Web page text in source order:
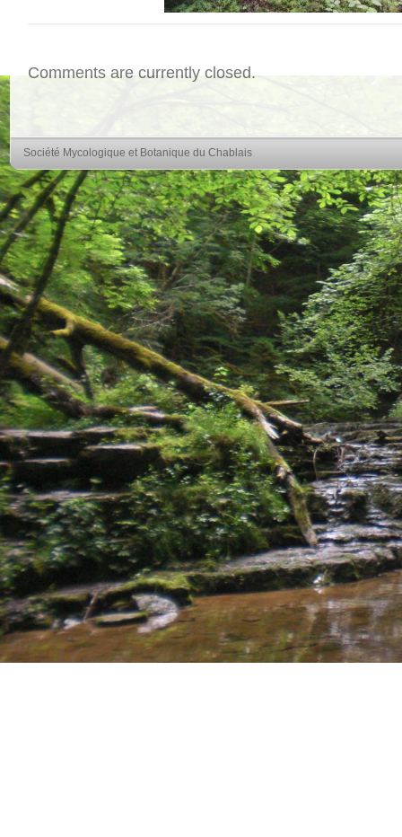
Comments are currently closed.
Société Mycologique et Botanique du Chablais